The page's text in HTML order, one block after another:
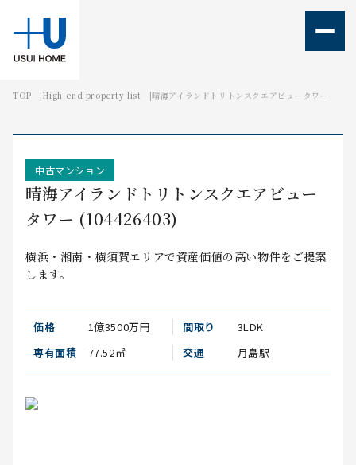
TOPIC
OFFICE
TOP High-end property list 晴海アイランドトリトンスクエアビュータワー
中古マンション
晴海アイランドトリトンスクエアビュー
タワー (104426403)
横浜・湘南・横須賀エリアで資産価値の高い物件をご提案
します。
価格 1億3500万円 間取り
3LDK
専有面積
77.52㎡ 交通 月島駅